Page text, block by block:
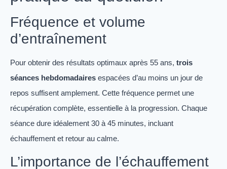
Fréquence et volume
d’entraînement
Pour obtenir des résultats optimaux après 55 ans, trois
séances hebdomadaires espacées d’au moins un jour de
repos suffisent amplement. Cette fréquence permet une
récupération complète, essentielle à la progression. Chaque
séance dure idéalement 30 à 45 minutes, incluant
échauffement et retour au calme.
L’importance de l’échauffement